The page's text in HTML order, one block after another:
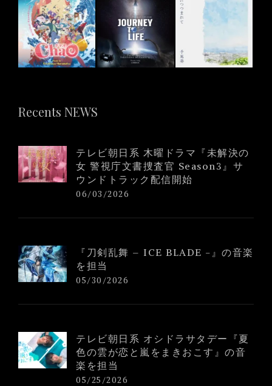
Recents NEWS
テレビ朝日系 木曜ドラマ『未解決の
女 警視庁文書捜査官 Season3』サ
ウンドトラック配信開始
06/03/2026
『刀剣乱舞 – ICE BLADE -』の音楽
を担当
05/30/2026
テレビ朝日系 オシドラサタデー『夏
色の雲が恋と嵐をまきおこす』の音
楽を担当
05/25/2026